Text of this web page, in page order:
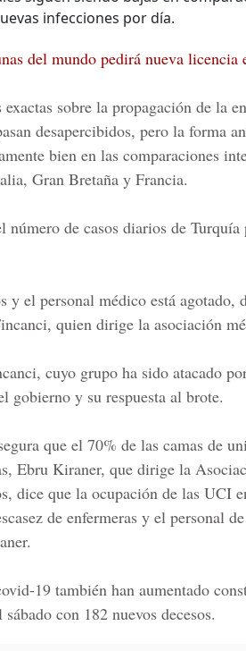
infecciones por día.
del mundo pedirá nueva licencia
sobre la propagación de la
desapercibidos, pero la forma
bien en las comparaciones
Gran Bretaña y Francia.
de casos diarios de Turquía
y el personal médico está agotado,
quien dirige la asociación
cuyo grupo ha sido atacado
gobierno y su respuesta al brote.
que el 70% de las camas de
Ebru Kiraner, que dirige la
dice que la ocupación de las UCI
de enfermeras y el personal
19 también han aumentado
con 182 nuevos decesos.